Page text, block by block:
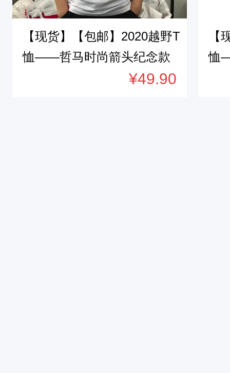
【现货】【包邮】2020越野T
恤——哲马时尚箭头纪念款
¥49.90
【
恤